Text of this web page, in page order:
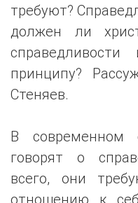
требуют?
должен ли
принципу?
Стеняев.
В современном
говорят о
всего, они
отношению к